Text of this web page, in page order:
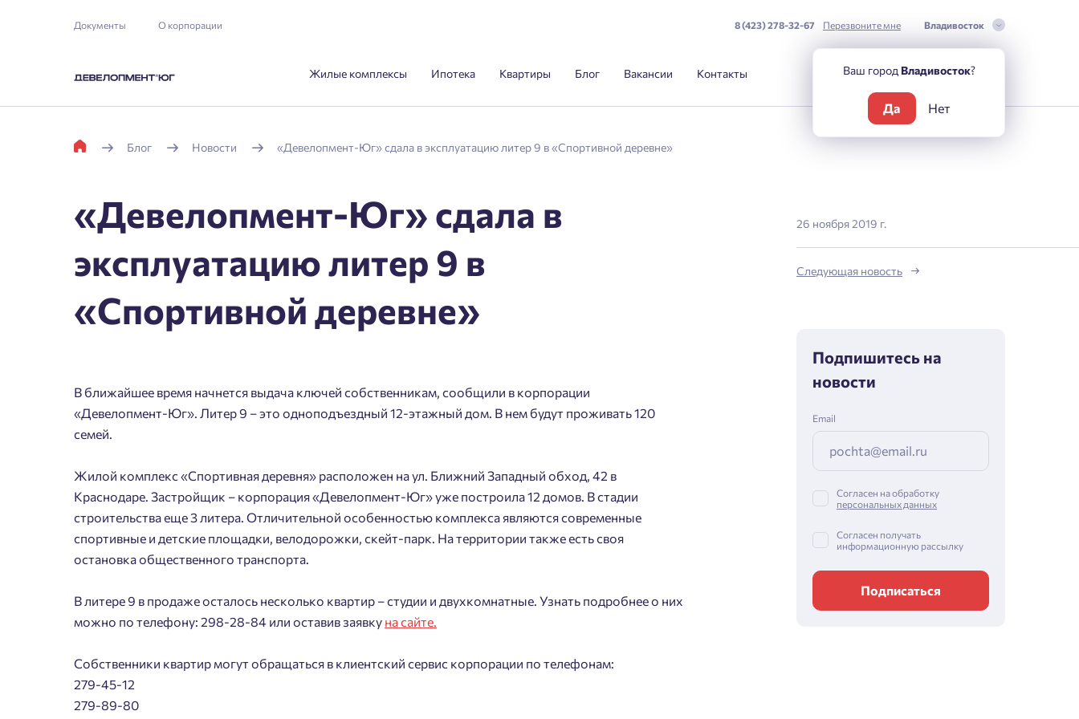
Документы О корпорации 8 (423) 278-32-67 Перезвоните мне Владивосток
Жилые комплексы Ипотека Квартиры Блог Вакансии Контакты
Блог Новости «Девелопмент-Юг» сдала в эксплуатацию литер 9 в «Спортивной деревне»
«Девелопмент-Юг» сдала в
эксплуатацию литер 9 в
«Спортивной деревне»
В ближайшее время начнется выдача ключей собственникам, сообщили в корпорации
«Девелопмент-Юг». Литер 9 – это одноподъездный 12-этажный дом. В нем будут проживать 120
семей.
Жилой комплекс «Спортивная деревня» расположен на ул. Ближний Западный обход, 42 в
Краснодаре. Застройщик – корпорация «Девелопмент-Юг» уже построила 12 домов. В стадии
строительства еще 3 литера. Отличительной особенностью комплекса являются современные
спортивные и детские площадки, велодорожки, скейт-парк. На территории также есть своя
остановка общественного транспорта.
В литере 9 в продаже осталось несколько квартир – студии и двухкомнатные. Узнать подробнее о них
можно по телефону: 298-28-84 или оставив заявку на сайте.
Собственники квартир могут обращаться в клиентский сервис корпорации по телефонам:
279-45-12
279-89-80
26 ноября 2019 г.
Следующая новость
Подпишитесь на
новости
Email
Согласен на обработку
персональных данных
Согласен получать
информационную рассылку
Подписаться
Ваш город Владивосток?
Да Нет